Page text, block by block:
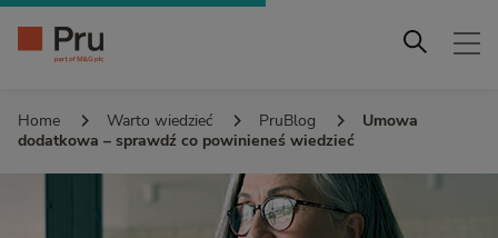
Home Warto wiedzieć PruBlog
Umowa
dodatkowa – sprawdź co powinieneś wiedzieć